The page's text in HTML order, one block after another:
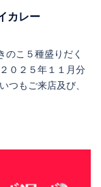
カレー
のこ５種盛りだく
０２５年１１月分
もご来店及び、